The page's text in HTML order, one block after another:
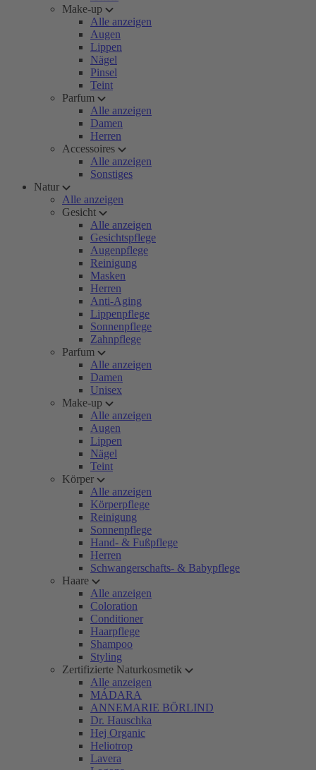
Make-up
Alle anzeigen
Augen
Lippen
Nägel
Pinsel
Teint
Parfum
Alle anzeigen
Damen
Herren
Accessoires
Alle anzeigen
Sonstiges
Natur
Alle anzeigen
Gesicht
Alle anzeigen
Gesichtspflege
Augenpflege
Reinigung
Masken
Herren
Anti-Aging
Lippenpflege
Sonnenpflege
Zahnpflege
Parfum
Alle anzeigen
Damen
Unisex
Make-up
Alle anzeigen
Augen
Lippen
Nägel
Teint
Körper
Alle anzeigen
Körperpflege
Reinigung
Sonnenpflege
Hand- & Fußpflege
Herren
Schwangerschafts- & Babypflege
Haare
Alle anzeigen
Coloration
Conditioner
Haarpflege
Shampoo
Styling
Zertifizierte Naturkosmetik
Alle anzeigen
MÁDARA
ANNEMARIE BÖRLIND
Dr. Hauschka
Hej Organic
Heliotrop
Lavera